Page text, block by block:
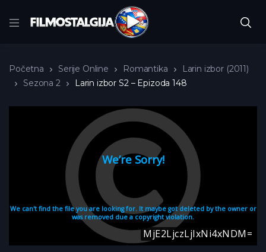
Početna Serije Online Romantika
Larin izbor (2011)
Sezona 2
Larin izbor S2 – Epizoda 148